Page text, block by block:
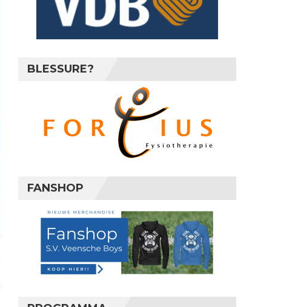
BLESSURE?
FANSHOP